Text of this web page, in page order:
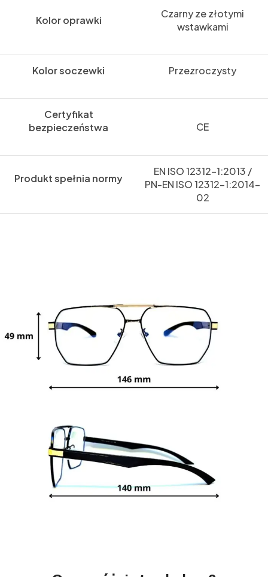
Kolor oprawki
Czarny ze złotymi
wstawkami
Kolor soczewki Przezroczysty
Certyfikat
bezpieczeństwa
CE
Produkt spełnia normy
EN ISO 12312-1:2013 /
PN-EN ISO 12312-1:2014-
02